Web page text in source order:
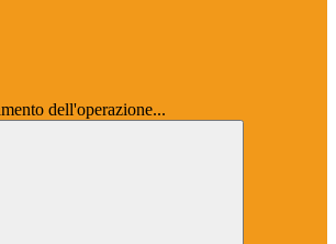
dell'operazione...